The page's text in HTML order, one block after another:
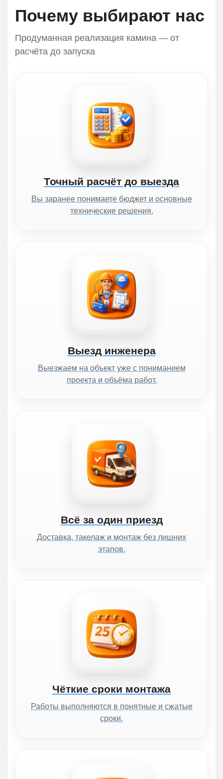
Почему выбирают нас
Продуманная реализация камина — от
расчёта до запуска
Точный расчёт до выезда
Вы заранее понимаете бюджет и основные
технические решения.
Выезд инженера
Выезжаем на объект уже с пониманием
проекта и объёма работ.
Всё за один приезд
Доставка, такелаж и монтаж без лишних
этапов.
Чёткие сроки монтажа
Работы выполняются в понятные и сжатые
сроки.